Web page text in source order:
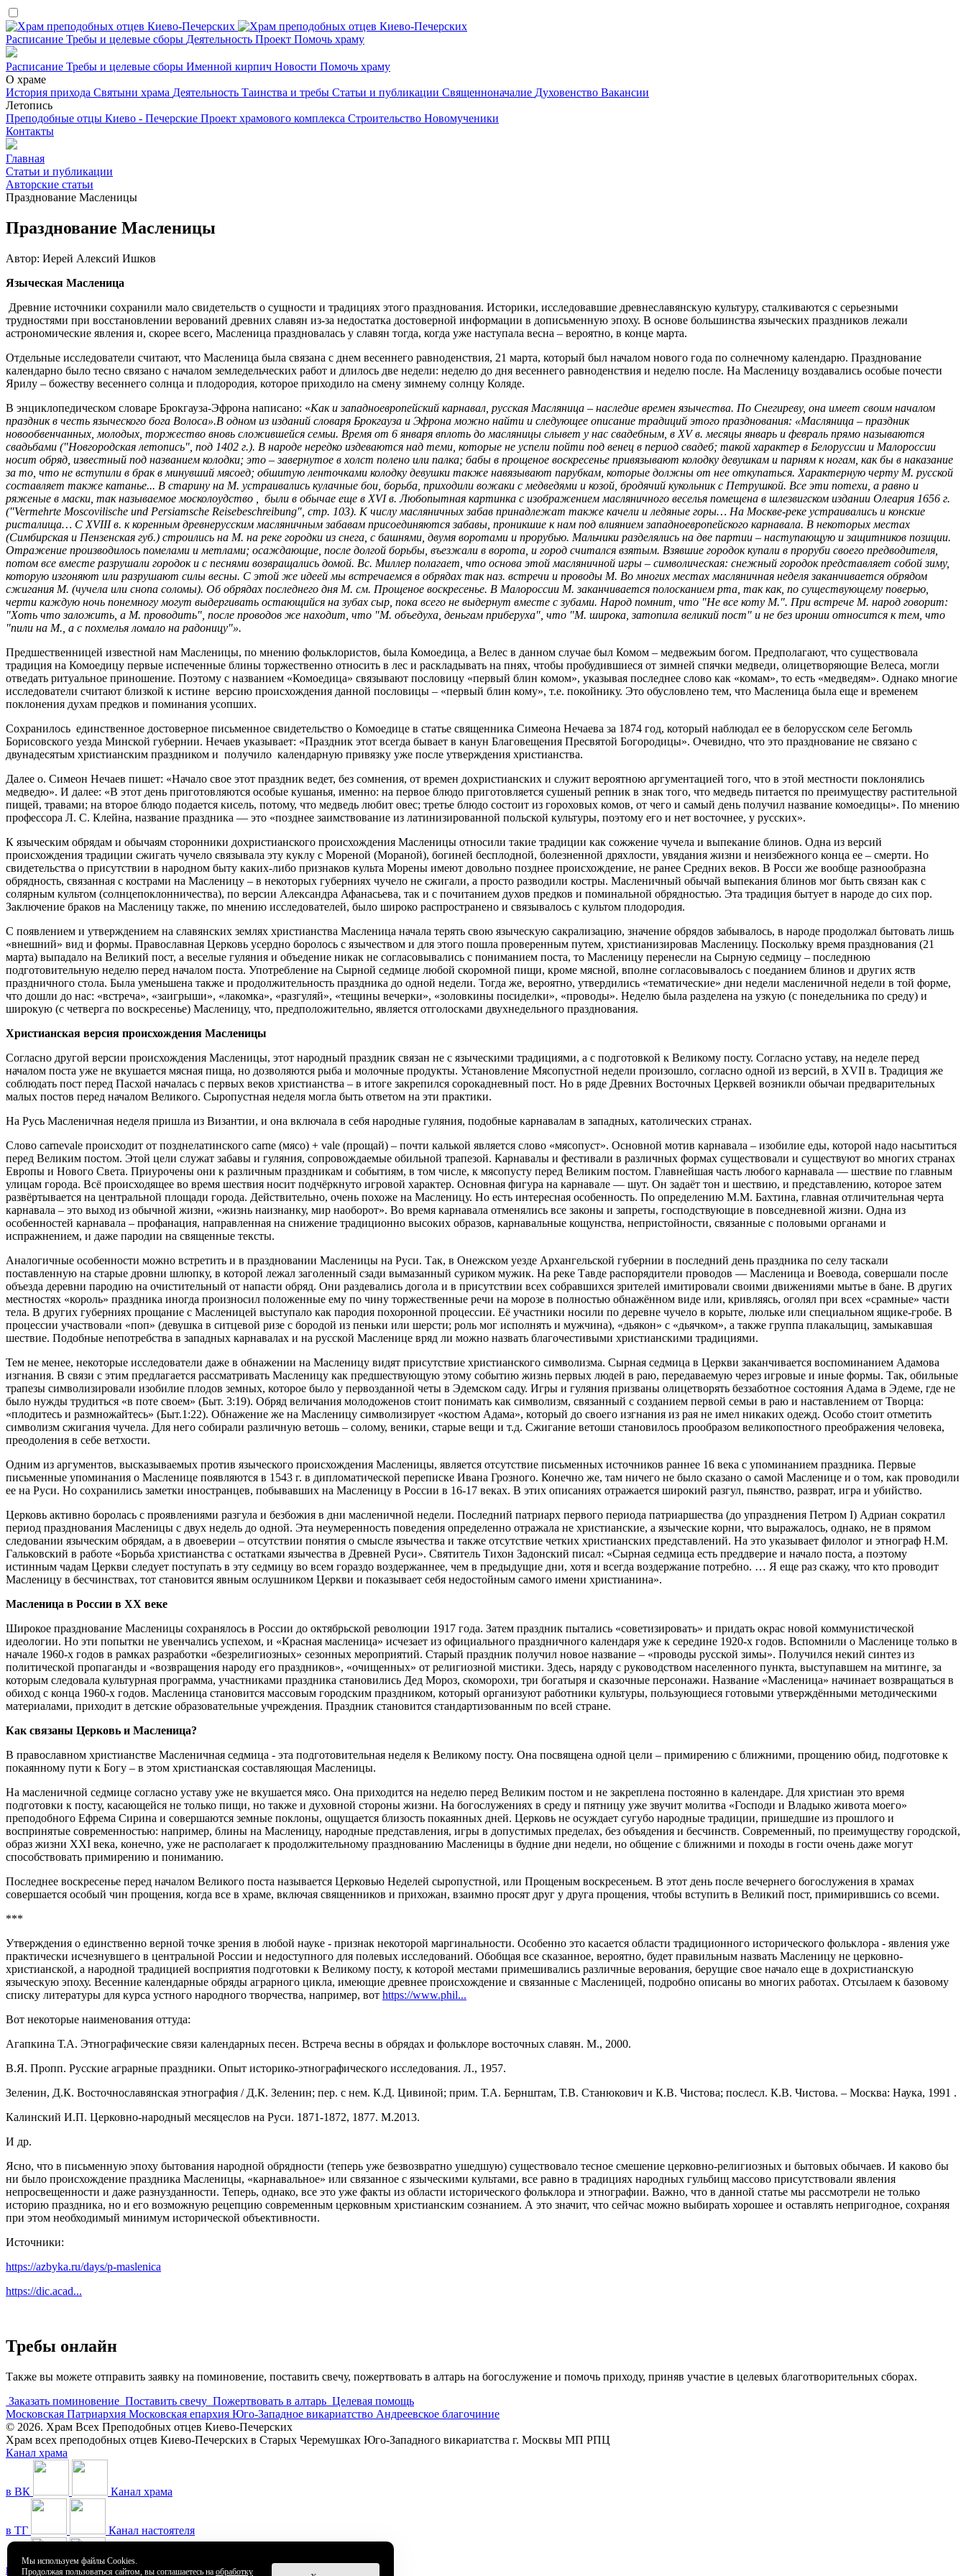
Расписание Требы и целевые сборы Деятельность Проект Помочь храму
Расписание Требы и целевые сборы Именной кирпич Новости Помочь храму
О храме
История прихода Святыни храма Деятельность Таинства и требы Статьи и публикации Священноначалие Духовенство Вакансии
Летопись
Преподобные отцы Киево - Печерские Проект храмового комплекса Строительство Новомученики
Контакты
Главная
Статьи и публикации
Авторские статьи
Празднование Масленицы
Празднование Масленицы
Автор: Иерей Алексий Ишков
Языческая Масленица
Древние источники сохранили мало свидетельств о сущности и традициях этого празднования. Историки, исследовавшие древнеславянскую культуру, сталкиваются с серьезными
трудностями при восстановлении верований древних славян из-за недостатка достоверной информации в дописьменную эпоху. В основе большинства языческих праздников лежали
астрономические явления и, скорее всего, Масленица праздновалась у славян тогда, когда уже наступала весна – вероятно, в конце марта.
Отдельные исследователи считают, что Масленица была связана с днем весеннего равноденствия, 21 марта, который был началом нового года по солнечному календарю. Празднование
календарно было тесно связано с началом земледельческих работ и длилось две недели: неделю до дня весеннего равноденствия и неделю после. На Масленицу воздавались особые почести
Ярилу – божеству весеннего солнца и плодородия, которое приходило на смену зимнему солнцу Коляде.
В энциклопедическом словаре Брокгауза-Эфрона написано: «Как и западноевропейский карнавал, русская Масляница – наследие времен язычества. По Снегиреву, она имеет своим началом
праздник в честь языческого бога Волоса».В одном из изданий словаря Брокгауза и Эфрона можно найти и следующее описание традиций этого празднования: «Mасляница – праздник
новообвенчанных, молодых, торжество вновь сложившейся семьи. Время от 6 января вплоть до масляницы слывет у нас свадебным, в XV в. месяцы январь и февраль прямо называются
свадьбами ("Новгородская летопись", под 1402 г.). В народе нередко издеваются над теми, которые не успели пойти под венец в период свадеб; такой характер в Белоруссии и Малороссии
носит обряд, известный под названием колодки; это – завернутое в холст полено или палка; бабы в прощеное воскресенье привязывают колодку девушкам и парням к ногам, как бы в наказание
за то, что не вступили в брак в минувший мясоед; обшитую ленточками колодку девушки также навязывают парубкам, которые должны от нее откупаться. Характерную черту М. русской
составляет также катанье... В старину на М. устраивались кулачные бои, борьба, приходили вожаки с медведями и козой, бродячий кукольник с Петрушкой. Все эти потехи, а равно и
ряженые в маски, так называемое москолоудство , были в обычае еще в XVI в. Любопытная картинка с изображением масляничного веселья помещена в шлезвигском издании Олеария 1656 г.
("Vermehrte Moscovilische und Persiamsche Reisebeschreibung", стр. 103). К числу масляничных забав принадлежат также качели и ледяные горы… На Москве-реке устраивались и конские
ристалища… С XVIII в. к коренным древнерусским масляничным забавам присоединяются забавы, проникшие к нам под влиянием западноевропейского карнавала. В некоторых местах
(Симбирская и Пензенская губ.) строились на М. на реке городки из снега, с башнями, двумя воротами и прорубью. Мальчики разделялись на две партии – наступающую и защитников позиции.
Отражение производилось помелами и метлами; осаждающие, после долгой борьбы, въезжали в ворота, и город считался взятым. Взявшие городок купали в проруби своего предводителя,
потом все вместе разрушали городок и с песнями возвращались домой. Вс. Миллер полагает, что основа этой масляничной игры – символическая: снежный городок представляет собой зиму,
которую изгоняют или разрушают силы весны. С этой же идеей мы встречаемся в обрядах так наз. встречи и проводы М. Во многих местах масляничная неделя заканчивается обрядом
сжигания М. (чучела или снопа соломы). Об обрядах последнего дня М. см. Прощеное воскресенье. В Малороссии М. заканчивается полосканием рта, так как, по существующему поверью,
черти каждую ночь понемногу могут выдергивать остающийся на зубах сыр, пока всего не выдернут вместе с зубами. Народ помнит, что "Не все коту М.". При встрече М. народ говорит:
"Хоть что заложить, а М. проводить", после проводов же находит, что "М. объедуха, деньгам приберуха", что "М. широка, затопила великий пост" и не без иронии относится к тем, что
"пили на M., a с похмелья ломало на радоницу"».
Предшественницей известной нам Масленицы, по мнению фольклористов, была Комоедица, а Велес в данном случае был Комом – медвежьим богом. Предполагают, что существовала
традиция на Комоедицу первые испеченные блины торжественно относить в лес и раскладывать на пнях, чтобы пробудившиеся от зимней спячки медведи, олицетворяющие Велеса, могли
отведать ритуальное приношение. Поэтому с названием «Комоедица» связывают пословицу «первый блин комом», указывая последнее слово как «комам», то есть «медведям». Однако многие
исследователи считают близкой к истине версию происхождения данной пословицы – «первый блин кому», т.е. покойнику. Это обусловлено тем, что Масленица была еще и временем
поклонения духам предков и поминания усопших.
Сохранилось единственное достоверное письменное свидетельство о Комоедице в статье священника Симеона Нечаева за 1874 год, который наблюдал ее в белорусском селе Бегомль
Борисовского уезда Минской губернии. Нечаев указывает: «Праздник этот всегда бывает в канун Благовещения Пресвятой Богородицы». Очевидно, что это празднование не связано с
двунадесятым христианским праздником и получило календарную привязку уже после утверждения христианства.
Далее о. Симеон Нечаев пишет: «Начало свое этот праздник ведет, без сомнения, от времен дохристианских и служит вероятною аргументацией того, что в этой местности поклонялись
медведю». И далее: «В этот день приготовляются особые кушанья, именно: на первое блюдо приготовляется сушеный репник в знак того, что медведь питается по преимуществу растительной
пищей, травами; на второе блюдо подается кисель, потому, что медведь любит овес; третье блюдо состоит из гороховых комов, от чего и самый день получил название комоедицы». По мнению
профессора Л. С. Клейна, название праздника — это «позднее заимствование из латинизированной польской культуры, поэтому его и нет восточнее, у русских».
К языческим обрядам и обычаям сторонники дохристианского происхождения Масленицы относили такие традиции как сожжение чучела и выпекание блинов. Одна из версий
происхождения традиции сжигать чучело связывала эту куклу с Мореной (Мораной), богиней бесплодной, болезненной дряхлости, увядания жизни и неизбежного конца ее – смерти. Но
свидетельства о присутствии в народном быту каких-либо признаков культа Морены имеют довольно позднее происхождение, не ранее Средних веков. В Росси же вообще разнообразна
обрядность, связанная с кострами на Масленицу – в некоторых губерниях чучело не сжигали, а просто разводили костры. Масленичный обычай выпекания блинов мог быть связан как с
солярным культом (солнцепоклонничества), по версии Александра Афанасьева, так и с почитанием духов предков и поминальной обрядностью. Эта традиция бытует в народе до сих пор.
Заключение браков на Масленицу также, по мнению исследователей, было широко распространено и связывалось с культом плодородия.
С появлением и утверждением на славянских землях христианства Масленица начала терять свою языческую сакрализацию, значение обрядов забывалось, в народе продолжал бытовать лишь
«внешний» вид и формы. Православная Церковь усердно боролось с язычеством и для этого пошла проверенным путем, христианизировав Масленицу. Поскольку время празднования (21
марта) выпадало на Великий пост, а веселые гуляния и объедение никак не согласовывались с пониманием поста, то Масленицу перенесли на Сырную седмицу – последнюю
подготовительную неделю перед началом поста. Употребление на Сырной седмице любой скоромной пищи, кроме мясной, вполне согласовывалось с поеданием блинов и других яств
праздничного стола. Была уменьшена также и продолжительность праздника до одной недели. Тогда же, вероятно, утвердились «тематические» дни недели масленичной недели в той форме,
что дошли до нас: «встреча», «заигрыши», «лакомка», «разгуляй», «тещины вечерки», «золовкины посиделки», «проводы». Неделю была разделена на узкую (с понедельника по среду) и
широкую (с четверга по воскресенье) Масленицу, что, предположительно, является отголосками двухнедельного празднования.
Христианская версия происхождения Масленицы
Согласно другой версии происхождения Масленицы, этот народный праздник связан не с языческими традициями, а с подготовкой к Великому посту. Согласно уставу, на неделе перед
началом поста уже не вкушается мясная пища, но дозволяются рыба и молочные продукты. Установление Мясопустной недели произошло, согласно одной из версий, в XVII в. Традиция же
соблюдать пост перед Пасхой началась с первых веков христианства – в итоге закрепился сорокадневный пост. Но в ряде Древних Восточных Церквей возникли обычаи предварительных
малых постов перед началом Великого. Сыропустная неделя могла быть ответом на эти практики.
На Русь Масленичная неделя пришла из Византии, и она включала в себя народные гуляния, подобные карнавалам в западных, католических странах.
Слово саrnevalе происходит от позднелатинского саrnе (мясо) + vale (прощай) – почти калькой является слово «мясопуст». Основной мотив карнавала – изобилие еды, которой надо насытиться
перед Великим постом. Этой цели служат забавы и гуляния, сопровождаемые обильной трапезой. Карнавалы и фестивали в различных формах существовали и существуют во многих странах
Европы и Нового Света. Приурочены они к различным праздникам и событиям, в том числе, к мясопусту перед Великим постом. Главнейшая часть любого карнавала — шествие по главным
улицам города. Всё происходящее во время шествия носит подчёркнуто игровой характер. Основная фигура на карнавале — шут. Он задаёт тон и шествию, и представлению, которое затем
развёртывается на центральной площади города. Действительно, очень похоже на Масленицу. Но есть интересная особенность. По определению М.М. Бахтина, главная отличительная черта
карнавала – это выход из обычной жизни, «жизнь наизнанку, мир наоборот». Во время карнавала отменялись все законы и запреты, господствующие в повседневной жизни. Одна из
особенностей карнавала – профанация, направленная на снижение традиционно высоких образов, карнавальные кощунства, непристойности, связанные с половыми органами и
испражнением, и даже пародии на священные тексты.
Аналогичные особенности можно встретить и в праздновании Масленицы на Руси. Так, в Онежском уезде Архангельской губернии в последний день праздника по селу таскали
поставленную на старые дровни шлюпку, в которой лежал заголенный сзади вымазанный суриком мужик. На реке Тавде распорядители проводов — Масленица и Воевода, совершали после
объезда деревни пародию на очистительный от напасти обряд. Они раздевались догола и в присутствии всех собравшихся зрителей имитировали своими движениями мытье в бане. В других
местностях «король» праздника иногда произносил положенные ему по чину торжественные речи на морозе в полностью обнажённом виде или, кривляясь, оголял при всех «срамные» части
тела. В других губерниях прощание с Масленицей выступало как пародия похоронной процессии. Её участники носили по деревне чучело в корыте, люльке или специальном ящике-гробе. В
процессии участвовали «поп» (девушка в ситцевой ризе с бородой из пеньки или шерсти; роль мог исполнять и мужчина), «дьякон» с «дьячком», а также группа плакальщиц, замыкавшая
шествие. Подобные непотребства в западных карнавалах и на русской Масленице вряд ли можно назвать благочестивыми христианскими традициями.
Тем не менее, некоторые исследователи даже в обнажении на Масленицу видят присутствие христианского символизма. Сырная седмица в Церкви заканчивается воспоминанием Адамова
изгнания. В связи с этим предлагается рассматривать Масленицу как предшествующую этому событию жизнь первых людей в раю, передаваемую через игровые и иные формы. Так, обильные
трапезы символизировали изобилие плодов земных, которое было у первозданной четы в Эдемском саду. Игры и гуляния призваны олицетворять беззаботное состояния Адама в Эдеме, где не
было нужды трудиться «в поте своем» (Быт. 3:19). Обряд величания молодоженов стоит понимать как символизм, связанный с созданием первой семьи в раю и наставлением от Творца:
«плодитесь и размножайтесь» (Быт.1:22). Обнажение же на Масленицу символизирует «костюм Адама», который до своего изгнания из рая не имел никаких одежд. Особо стоит отметить
символизм сжигания чучела. Для него собирали различную ветошь – солому, веники, старые вещи и т.д. Сжигание ветоши становилось прообразом великопостного преображения человека,
преодоления в себе ветхости.
Одним из аргументов, высказываемых против языческого происхождения Масленицы, является отсутствие письменных источников раннее 16 века с упоминанием праздника. Первые
письменные упоминания о Масленице появляются в 1543 г. в дипломатической переписке Ивана Грозного. Конечно же, там ничего не было сказано о самой Масленице и о том, как проводили
ее на Руси. Но сохранились заметки иностранцев, побывавших на Масленицу в России в 16-17 веках. В этих описаниях отражается широкий разгул, пьянство, разврат, игра и убийство.
Церковь активно боролась с проявлениями разгула и безбожия в дни масленичной недели. Последний патриарх первого периода патриаршества (до упразднения Петром I) Адриан сократил
период празднования Масленицы с двух недель до одной. Эта неумеренность поведения определенно отражала не христианские, а языческие корни, что выражалось, однако, не в прямом
следовании языческим обрядам, а в двоеверии – отсутствии понятия о смысле язычества и также отсутствие четких христианских представлений. На это указывает филолог и этнограф Н.М.
Гальковский в работе «Борьба христианства с остатками язычества в Древней Руси». Святитель Тихон Задонский писал: «Сырная седмица есть преддверие и начало поста, а поэтому
истинным чадам Церкви следует поступать в эту седмицу во всем гораздо воздержаннее, чем в предыдущие дни, хотя и всегда воздержание потребно. … Я еще раз скажу, что кто проводит
Масленицу в бесчинствах, тот становится явным ослушником Церкви и показывает себя недостойным самого имени христианина».
Масленица в России в ХХ веке
Широкое празднование Масленицы сохранялось в России до октябрьской революции 1917 года. Затем праздник пытались «советизировать» и придать окрас новой коммунистической
идеологии. Но эти попытки не увенчались успехом, и «Красная масленица» исчезает из официального праздничного календаря уже к середине 1920-х годов. Вспомнили о Масленице только в
начале 1960-х годов в рамках разработки «безрелигиозных» сезонных мероприятий. Старый праздник получил новое название – «проводы русской зимы». Получился некий синтез из
политической пропаганды и «возвращения народу его праздников», «очищенных» от религиозной мистики. Здесь, наряду с руководством населенного пункта, выступавшем на митинге, за
которым следовала культурная программа, участниками праздника становились Дед Мороз, скоморохи, три богатыря и сказочные персонажи. Название «Масленица» начинает возвращаться в
обиход с конца 1960-х годов. Масленица становится массовым городским праздником, который организуют работники культуры, пользующиеся готовыми утверждёнными методическими
материалами, приходит в детские образовательные учреждения. Праздник становится стандартизованным по всей стране.
Как связаны Церковь и Масленица?
В православном христианстве Масленичная седмица - эта подготовительная неделя к Великому посту. Она посвящена одной цели – примирению с ближними, прощению обид, подготовке к
покаянному пути к Богу – в этом христианская составляющая Масленицы.
На масленичной седмице согласно уставу уже не вкушается мясо. Она приходится на неделю перед Великим постом и не закреплена постоянно в календаре. Для христиан это время
подготовки к посту, касающейся не только пищи, но также и духовной стороны жизни. На богослужениях в среду и пятницу уже звучит молитва «Господи и Владыко живота моего»
преподобного Ефрема Сирина и совершаются земные поклоны, ощущается близость покаянных дней. Церковь не осуждает сугубо народные традиции, пришедшие из прошлого и
воспринятые современностью: например, блины на Масленицу, народные представления, игры в допустимых пределах, без объядения и бесчинств. Современный, по преимуществу городской,
образ жизни ХХI века, конечно, уже не располагает к продолжительному празднованию Масленицы в будние дни недели, но общение с ближними и походы в гости очень даже могут
способствовать примирению и пониманию.
Последнее воскресенье перед началом Великого поста называется Церковью Неделей сыропустной, или Прощеным воскресеньем. В этот день после вечернего богослужения в храмах
совершается особый чин прощения, когда все в храме, включая священников и прихожан, взаимно просят друг у друга прощения, чтобы вступить в Великий пост, примирившись со всеми.
***
Утверждения о единственно верной точке зрения в любой науке - признак некоторой маргинальности. Особенно это касается области традиционного исторического фольклора - явления уже
практически исчезнувшего в центральной России и недоступного для полевых исследований. Обобщая все сказанное, вероятно, будет правильным назвать Масленицу не церковно-
христианской, а народной традицией восприятия подготовки к Великому посту, к которой местами примешивались различные верования, берущие свое начало еще в дохристианскую
языческую эпоху. Весенние календарные обряды аграрного цикла, имеющие древнее происхождение и связанные с Масленицей, подробно описаны во многих работах. Отсылаем к базовому
списку литературы для курса устного народного творчества, например, вот https://www.phil...
Вот некоторые наименования оттуда:
Агапкина Т.А. Этнографические связи календарных песен. Встреча весны в обрядах и фольклоре восточных славян. М., 2000.
В.Я. Пропп. Русские аграрные праздники. Опыт историко-этнографического исследования. Л., 1957.
Зеленин, Д.К. Восточнославянская этнография / Д.К. Зеленин; пер. с нем. К.Д. Цивиной; прим. Т.А. Бернштам, Т.В. Станюкович и К.В. Чистова; послесл. К.В. Чистова. – Москва: Наука, 1991 .
Калинский И.П. Церковно-народный месяцеслов на Руси. 1871-1872, 1877. М.2013.
И др.
Ясно, что в письменную эпоху бытования народной обрядности (теперь уже безвозвратно ушедшую) существовало тесное смешение церковно-религиозных и бытовых обычаев. И каково бы
ни было происхождение праздника Масленицы, «карнавальное» или связанное с языческими культами, все равно в традициях народных гульбищ массово присутствовали явления
непросвещенности и даже разнузданности. Теперь, однако, все это уже факты из области исторического фольклора и этнографии. Важно, что в данной статье мы рассмотрели не только
историю праздника, но и его возможную рецепцию современным церковным христианским сознанием. А это значит, что сейчас можно выбирать хорошее и оставлять непригодное, сохраняя
при этом необходимый минимум исторической объективности.
Источники:
https://azbyka.ru/days/p-maslenica
https://dic.acad...
Требы онлайн
Также вы можете отправить заявку на поминовение, поставить свечу, пожертвовать в алтарь на богослужение и помочь приходу, приняв участие в целевых благотворительных сборах.
Заказать поминовение Поставить свечу Пожертвовать в алтарь Целевая помощь
Московская Патриархия Московская епархия Юго-Западное викариатство Андреевское благочиние
© 2026. Храм Всех Преподобных отцев Киево-Печерских
Храм всех преподобных отцев Киево-Печерских в Старых Черемушках Юго-Западного викариатства г. Москвы МП РПЦ
Канал храма
в ВК Канал храма
в ТГ Канал настоятеля
в ТГ
Канал храма
Мы используем файлы Cookies.
Продолжая пользоваться сайтом, вы соглашаетесь на обработку